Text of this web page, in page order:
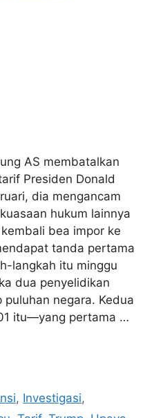
AS membatalkan
Presiden Donald
dia mengancam
hukum lainnya
bea impor ke
tanda pertama
langkah itu minggu
dua penyelidikan
negara. Kedua